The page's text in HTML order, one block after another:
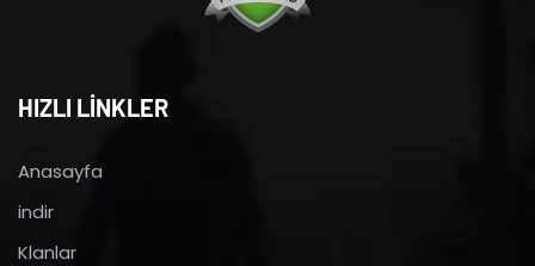
HIZLI LİNKLER
Anasayfa
indir
Klanlar